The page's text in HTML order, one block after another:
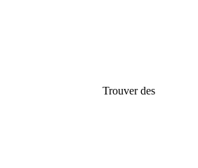
Trouver des